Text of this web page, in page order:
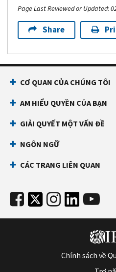
Page Last Reviewed or Updated:
Share
CƠ QUAN CỦA CHÚNG TÔI
AM HIỂU QUYỀN CỦA BẠN
GIẢI QUYẾT MỘT VẤN ĐỀ
NGÔN NGỮ
CÁC TRANG LIÊN QUAN
Chính sách về